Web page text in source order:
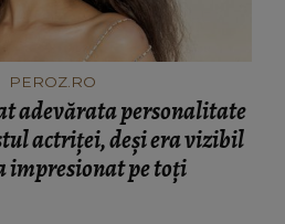
PEROZ.RO
adevărata personalitate
actriței, deși era vizibil
impresionat pe toți